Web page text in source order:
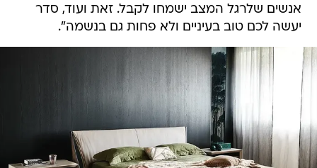
אנשים שלרגל המצב ישמחו לקבל. זאת ועוד, סדר
יעשה לכם טוב בעיניים ולא פחות גם בנשמה".